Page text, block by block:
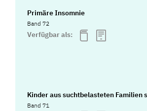
Primäre Insomnie
Band 72
Verfügbar als:
Kinder aus suchtbelasteten Familien
Band 71